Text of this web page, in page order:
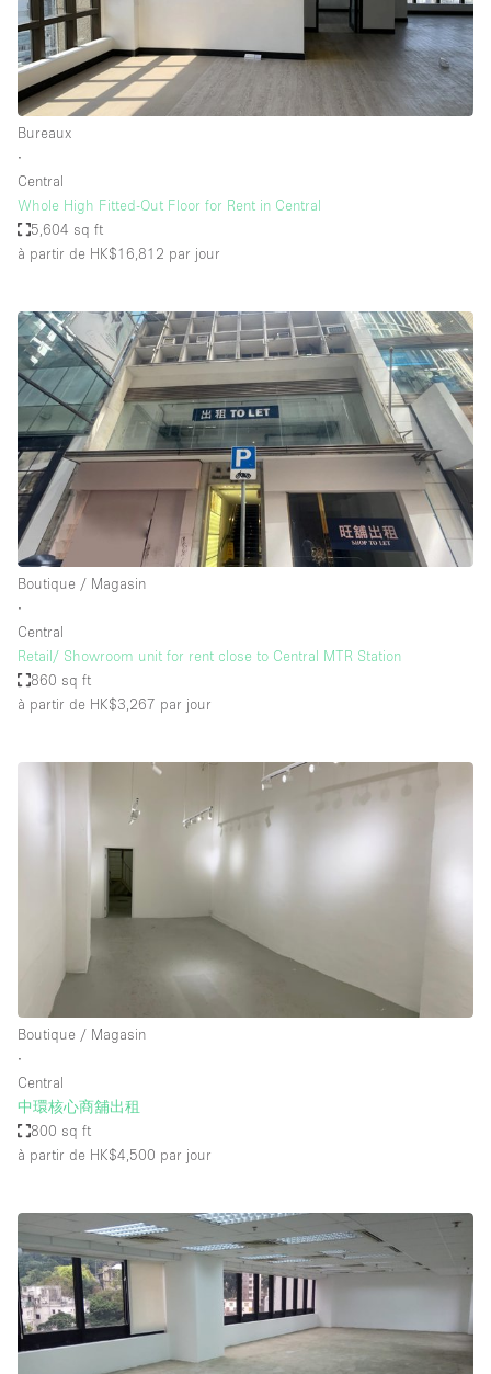
Bureaux
∙
Central
Whole High Fitted-Out Floor for Rent in Central
5,604 sq ft
à partir de HK$16,812 par jour
Boutique / Magasin
∙
Central
Retail/ Showroom unit for rent close to Central MTR Station
860 sq ft
à partir de HK$3,267 par jour
Boutique / Magasin
∙
Central
中環核心商舖出租
800 sq ft
à partir de HK$4,500 par jour